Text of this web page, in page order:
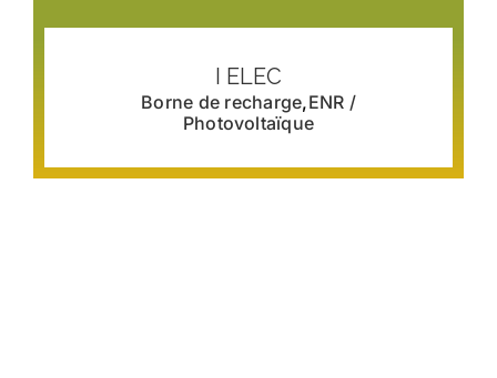
I ELEC
Borne de recharge,ENR /
Photovoltaïque